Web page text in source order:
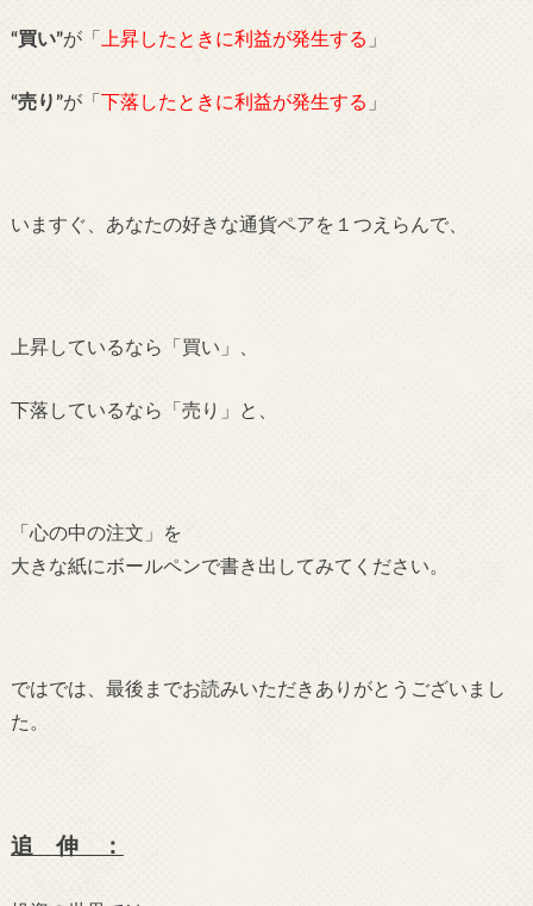
“買い”が「 上昇したときに利益が発生する 」
“売り”が「 下落したときに利益が発生する 」
いますぐ、あなたの好きな通貨ペアを１つえらんで、
上昇しているなら「買い」、
下落しているなら「売り」と、
「心の中の注文」を
大きな紙にボールペンで書き出してみてください。
ではでは、最後までお読みいただきありがとうございまし
た。
追 伸 ：